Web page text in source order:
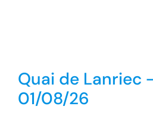
Quai de Lanriec
01/08/26